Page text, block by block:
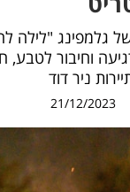
של גלמפינג "לילה
וחיבור לטבע,
ניר דוד
21/12/2023